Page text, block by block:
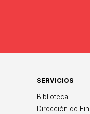
SERVICIOS
Biblioteca
Dirección de